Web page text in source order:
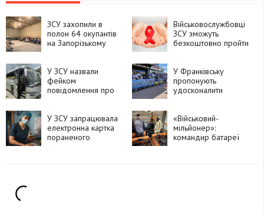
ЗСУ захопили в
полон 64 окупантів
на Запорізькому
Військовослужбовці
ЗСУ зможуть
безкоштовно пройти
У ЗСУ назвали
фейком
повідомлення про
на Брянщині
У Франківську
пропонують
удосконалити
У ЗСУ запрацювала
електронна картка
пораненого
«Військовий-
мільйонер»:
командир батареї